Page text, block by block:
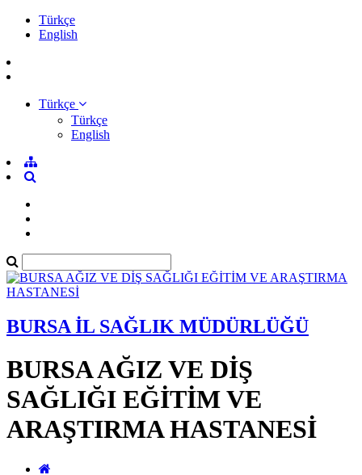
Türkçe
English
Türkçe
Türkçe
English
BURSA İL SAĞLIK MÜDÜRLÜĞÜ
BURSA AĞIZ VE DİŞ
SAĞLIĞI EĞİTİM VE
ARAŞTIRMA HASTANESİ